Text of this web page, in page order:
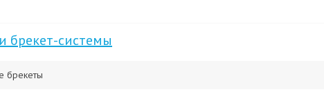
брекет-системы
брекеты